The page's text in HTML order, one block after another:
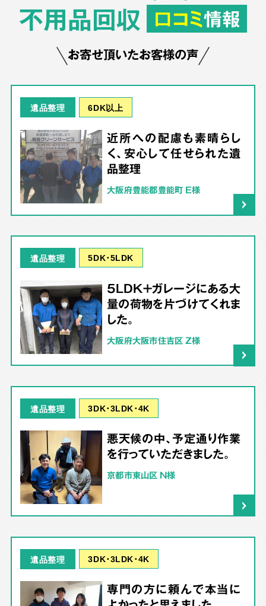
不用品回収 口コミ情報
お寄せ頂いたお客様の声
遺品整理 6DK以上
近所への配慮も素晴らし
く、安心して任せられた遺
品整理
大阪府豊能郡豊能町 E様
遺品整理 5DK･5LDK
5LDK＋ガレージにある大
量の荷物を片づけてくれま
した。
大阪府大阪市住吉区 Z様
遺品整理 3DK･3LDK･4K
悪天候の中、予定通り作業
を行っていただきました。
京都市東山区 N様
遺品整理 3DK･3LDK･4K
専門の方に頼んで本当に